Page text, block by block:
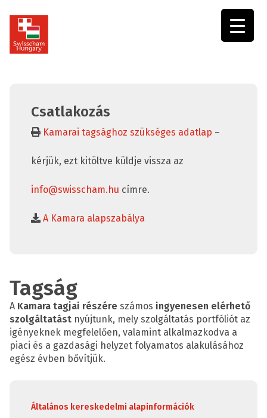
Csatlakozás
Kamarai tagsághoz szükséges adatlap –
kérjük, ezt kitöltve küldje vissza az
info@swisscham.hu címre.
A Kamara alapszabálya
Tagság
A Kamara tagjai részére számos ingyenesen elérhető
szolgáltatást nyújtunk, mely szolgáltatás portfóliót az
igényeknek megfelelően, valamint alkalmazkodva a
piaci és a gazdasági helyzet folyamatos alakulásához
egész évben bővítjük.
Általános kereskedelmi alapinformációk